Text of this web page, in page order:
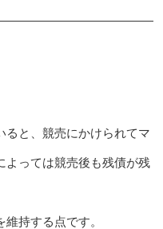
ると、競売にかけられてマ
よっては競売後も残債が残
持する点です。